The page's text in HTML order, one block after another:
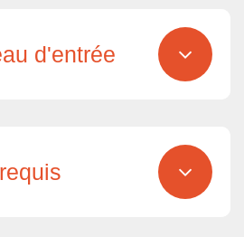
d'entrée